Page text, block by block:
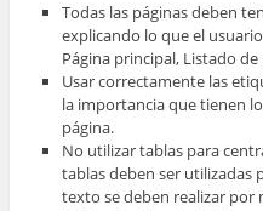
Todas las páginas deben
explicando lo que el
Página principal, Listado
Usar correctamente las
la importancia que tienen
página.
No utilizar tablas para
tablas deben ser utilizadas
texto se deben realizar por